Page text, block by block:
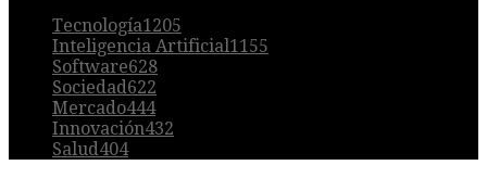
Tecnología1205
Inteligencia Artificial1155
Software628
Sociedad622
Mercado444
Innovación432
Salud404